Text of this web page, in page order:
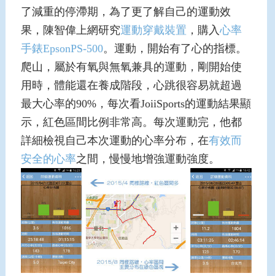
了減重的停滯期，為了更了解自己的運動效
果，陳智偉上網研究運動穿戴裝置 ，購入 心率
手錶EpsonPS-500。運動，開始有了心的指標。
爬山，屬於有氧與無氧兼具的運動，剛開始使
用時，體能還在養成階段，心跳很容易就超過
最大心率的90%，每次看JoiiSports的運動結果顯
示，紅色區間比例非常高。每次運動完，他都
詳細檢視自己本次運動的心率分布，在有效而
安全的心率之間，慢慢地增強運動強度。